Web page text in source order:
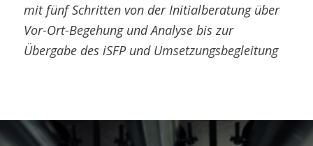
mit fünf Schritten von der Initialberatung über
Vor-Ort-Begehung und Analyse bis zur
Übergabe des iSFP und Umsetzungsbegleitung